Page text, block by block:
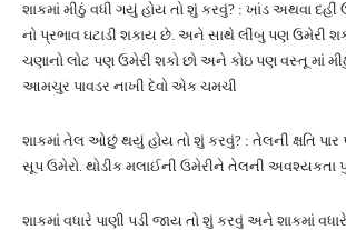
શાકમાં મીઠું વધી ગયું હોય તો શું કરવું? : ખાંડ અથવા દહીં
નો પ્રભાવ ઘટાડી શકાય છે. અને સાથે લીંબુ પણ ઉમેરી
ચણાનો લોટ પણ ઉમેરી શકો છો અને કોઇ પણ વસ્તૂ માં
આમચુર પાવડર નાખી દેવો એક ચમચી
શાકમાં તેલ ઓછું થયું હોય તો શું કરવું? : તેલની ક્ષતિ પાર
સૂપ ઉમેરો. થોડીક મલાઈની ઉમેરીને તેલની અવશ્યકતા
શાકમાં વધારે પાણી પડી જાય તો શું કરવું અને શાકમાં